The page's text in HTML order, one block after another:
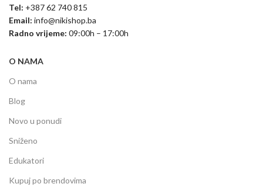
Tel: +387 62 740 815
Email: info@nikishop.ba
Radno vrijeme: 09:00h – 17:00h
O NAMA
O nama
Blog
Novo u ponudi
Sniženo
Edukatori
Kupuj po brendovima